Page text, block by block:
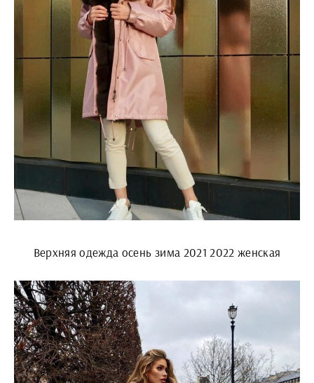
Верхняя одежда осень зима 2021 2022 женская